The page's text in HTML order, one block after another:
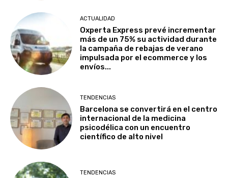
ACTUALIDAD
Oxperta Express prevé incrementar
más de un 75% su actividad durante
la campaña de rebajas de verano
impulsada por el ecommerce y los
envíos...
TENDENCIAS
Barcelona se convertirá en el centro
internacional de la medicina
psicodélica con un encuentro
científico de alto nivel
TENDENCIAS